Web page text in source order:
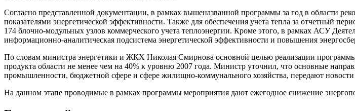
Согласно представленной документации, в рамках вышеназванной программы за год в области
показателями энергетической эффективности. Также для обеспечения учета тепла за отчетный
174 блочно-модульных узлов коммерческого учета теплоэнергии. Кроме этого, в рамках АСУ
информационно-аналитическая подсистема энергетической эффективности и повышения
По словам министра энергетики и ЖКХ Николая Смирнова основной целью реализации программы
продукта области не менее чем на 40% к уровню 2007 года. Министр уточнил, что основные
промышленности, бюджетной сфере и сфере жилищно-коммунального хозяйства, передают новости
На данном этапе проводимые в рамках программы мероприятия дают ежегодное снижение